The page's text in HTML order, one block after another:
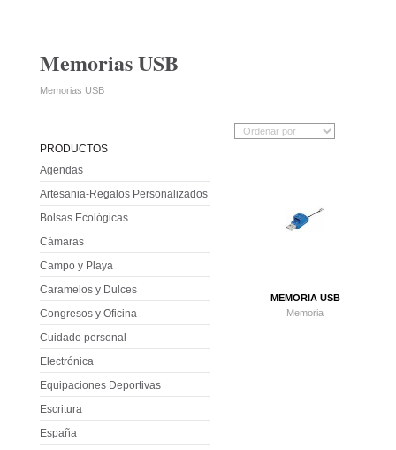
Memorias USB
Memorias USB
MEMORIA USB
Memoria
PRODUCTOS
Agendas
Artesania-Regalos Personalizados
Bolsas Ecológicas
Cámaras
Campo y Playa
Caramelos y Dulces
Congresos y Oficina
Cuidado personal
Electrónica
Equipaciones Deportivas
Escritura
España